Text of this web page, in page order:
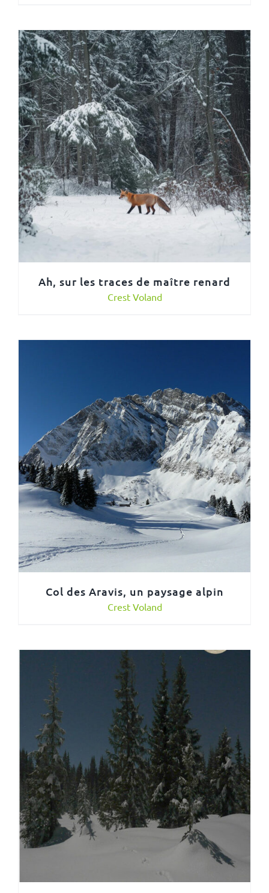
Ah, sur les traces de maître renard
Crest Voland
Col des Aravis, un paysage alpin
Crest Voland